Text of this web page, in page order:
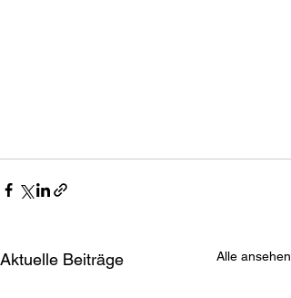
Aktuelle Beiträge Alle ansehen